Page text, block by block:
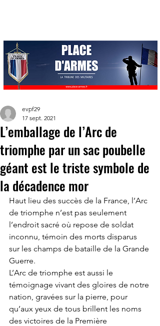
L’emballage de l’Arc de
triomphe par un sac poubelle
géant est le triste symbole de
la décadence mor
evpf29
17 sept. 2021
Haut lieu des succès de la France, l’Arc
de triomphe n’est pas seulement
l’endroit sacré où repose de soldat
inconnu, témoin des morts disparus
sur les champs de bataille de la Grande
Guerre.
L’Arc de triomphe est aussi le
témoignage vivant des gloires de notre
nation, gravées sur la pierre, pour
qu’aux yeux de tous brillent les noms
des victoires de la Première